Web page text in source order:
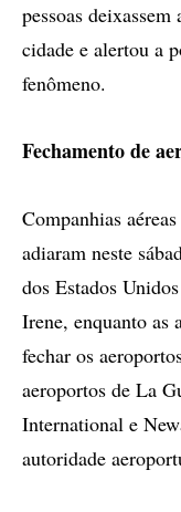
pessoas
cidade e alertou a
fenômeno.
Fechamento de
Companhias
adiaram neste
dos Estados
Irene, enquanto as
fechar os
aeroportos de La
International e
autoridade